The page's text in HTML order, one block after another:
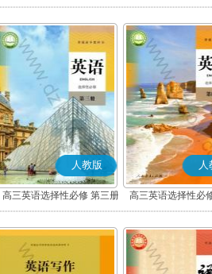
学基础
流与传播(部
人教版
高三英语选择性必修 第三册
人
高三英语选择性必